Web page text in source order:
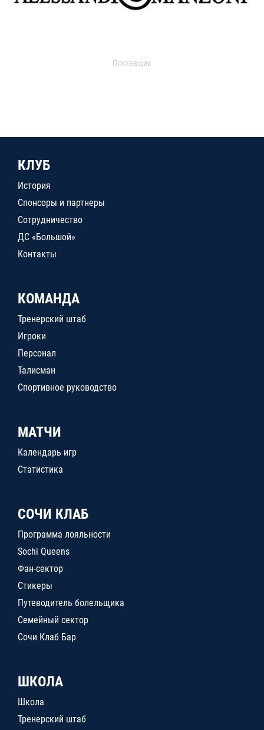
Поставщик
КЛУБ
История
Спонсоры и партнеры
Сотрудничество
ДС «Большой»
Контакты
КОМАНДА
Тренерский штаб
Игроки
Персонал
Талисман
Спортивное руководство
МАТЧИ
Календарь игр
Статистика
СОЧИ КЛАБ
Программа лояльности
Sochi Queens
Фан-сектор
Стикеры
Путеводитель болельщика
Семейный сектор
Сочи Клаб Бар
ШКОЛА
Школа
Тренерский штаб